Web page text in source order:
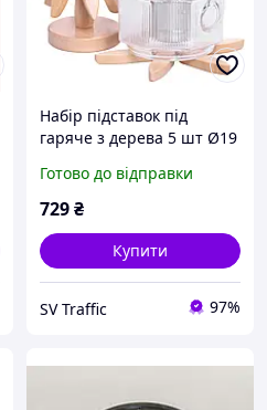
Набір підставок під
гаряче з дерева 5 шт Ø19
на стіл під гаряче HB-40-
4BE
Готово до відправки
729₴
Купити
SV Traffic 97%